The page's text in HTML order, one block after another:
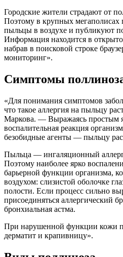
Городские жители страдают от
Поэтому в крупных мегаполисах
пыльцы в воздухе и публикуют
Информация находится в
набрав в поисковой строке
мониторинг».
Симптомы
«Для понимания симптомов
что такое аллергия на пыльцу
Маркова. — Выражаясь простым
воспалительная реакция
безобидные агенты — пыльцу
Пыльца — ингаляционный
Поэтому наиболее ярко
барьерной функции организма,
воздухом: слизистой оболочке
полости. Если процесс сильно
присоединяться аллергический
бронхиальная астма.
При нарушенной функции кожи
дерматит и крапивницу».